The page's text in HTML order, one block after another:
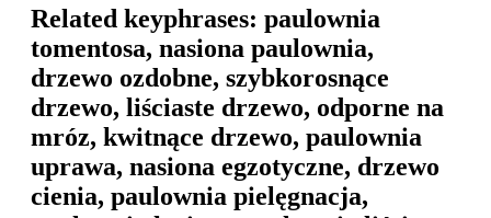
Related keyphrases: paulownia
tomentosa, nasiona paulownia,
drzewo ozdobne, szybkorosnące
drzewo, liściaste drzewo, odporne na
mróz, kwitnące drzewo, paulownia
uprawa, nasiona egzotyczne, drzewo
cienia, paulownia pielęgnacja,